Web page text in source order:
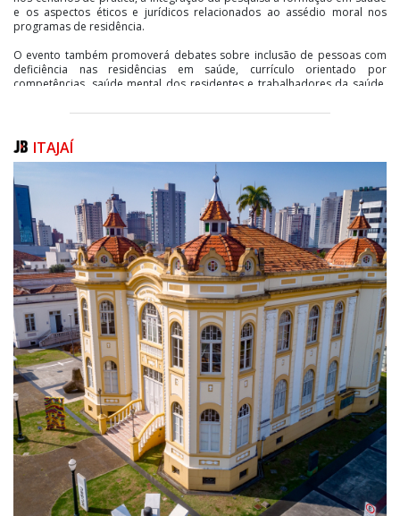
e os aspectos éticos e jurídicos relacionados ao assédio moral nos
programas de residência.
O evento também promoverá debates sobre inclusão de pessoas com
deficiência nas residências em saúde, currículo orientado por
competências, saúde mental dos residentes e trabalhadores da saúde,
nos processos de formação profissional. A participação de especialistas,
gestores e lideranças nacionais contribuirá para ampliar as reflexões e
fortalecer a cooperação entre os diferentes programas e instituições.
Atualmente, os programas de residência vinculados à SES/SC
representam uma das mais relevantes estratégias de formação em
saúde do estado, contribuindo para o desenvolvimento de profissionais
qualificados, comprometidos com os princípios do SUS e preparados
para responder às necessidades da população catarinense.
Reconhecido como um espaço de construção colaborativa, o Fórum
reafirma o compromisso da SES/SC com a excelência da formação em
saúde, o fortalecimento da educação permanente e a valorização das
residências como estratégia fundamental para a qualificação da atenção
à saúde e para o desenvolvimento do sistema de saúde catarinense.
A expectativa é que a terceira edição amplie ainda mais as
oportunidades de diálogo, integração e cooperação entre os diversos
atores envolvidos na formação em saúde, fortalecendo redes de
colaboração e contribuindo para o aprimoramento contínuo das
residências em Santa Catarina.
Programação do 3º Fórum Estadual de Residências em Saúde:
06 de julho de 2026
13h às 14h – Credenciamento
ITAJAÍ